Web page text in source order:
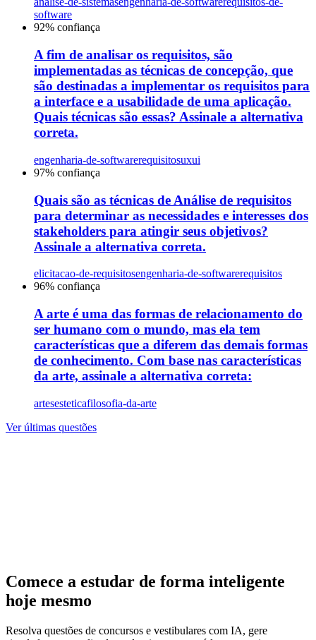
software
92% confiança
A fim de analisar os requisitos, são
implementadas as técnicas de concepção, que
são destinadas a implementar os requisitos para
a interface e a usabilidade de uma aplicação.
Quais técnicas são essas? Assinale a alternativa
correta.
engenharia-de-softwarerequisitosuxui
97% confiança
Quais são as técnicas de Análise de requisitos
para determinar as necessidades e interesses dos
stakeholders para atingir seus objetivos?
Assinale a alternativa correta.
elicitacao-de-requisitosengenharia-de-softwarerequisitos
96% confiança
A arte é uma das formas de relacionamento do
ser humano com o mundo, mas ela tem
características que a diferem das demais formas
de conhecimento. Com base nas características
da arte, assinale a alternativa correta:
artesesteticafilosofia-da-arte
Ver últimas questões
Comece a estudar de forma inteligente
hoje mesmo
Resolva questões de concursos e vestibulares com IA, gere